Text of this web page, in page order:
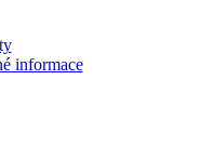
informace